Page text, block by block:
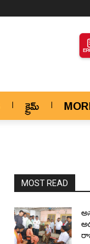
క్రైమ్
MOST READ